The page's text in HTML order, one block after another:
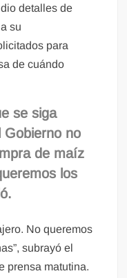
detalles de
su
para
de cuándo
se siga
Gobierno no
de maíz
los
No queremos
subrayó el
prensa matutina.